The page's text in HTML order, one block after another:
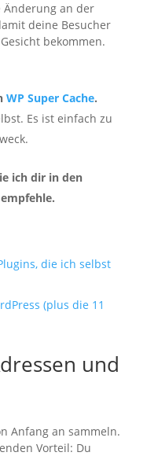
an der
deine Besucher
bekommen.
WP Super Cache.
Es ist einfach zu
ich dir in den
die ich selbst
(plus die 11
und
Anfang an sammeln.
Vorteil: Du